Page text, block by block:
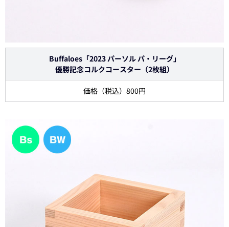
Buffaloes「2023 パーソル パ・リーグ」
優勝記念コルクコースター（2枚組）
価格（税込）800円